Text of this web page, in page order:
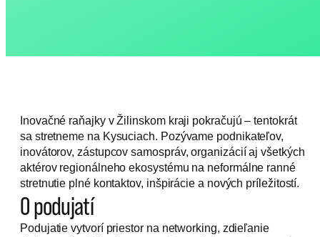
Inovačné raňajky v Žilinskom kraji pokračujú – tentokrát
sa stretneme na Kysuciach. Pozývame podnikateľov,
inovátorov, zástupcov samospráv, organizácií aj všetkých
aktérov regionálneho ekosystému na neformálne ranné
stretnutie plné kontaktov, inšpirácie a nových príležitostí.
O podujatí
Podujatie vytvorí priestor na networking, zdieľanie